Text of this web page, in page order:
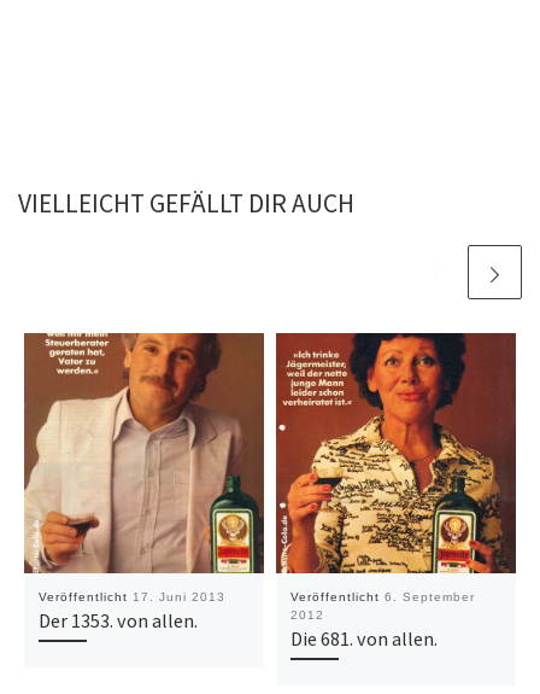
VIELLEICHT GEFÄLLT DIR AUCH
Veröffentlicht 17. Juni 2013
Der 1353. von allen.
Veröffentlicht 6. September
2012
Die 681. von allen.